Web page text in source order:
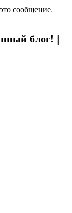
сообщение.
блог! |